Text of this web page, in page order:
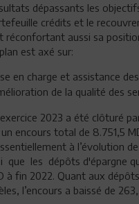
dépassants les
crédits et le
réconfortant aussi sa
est axé sur:
en charge et assistance
de la qualité des
2023 a été clôturé
encours total de 8.751,5
à l’évolution
que les dépôts d'épargne
à fin 2022. Quant aux
l’encours a baissé de